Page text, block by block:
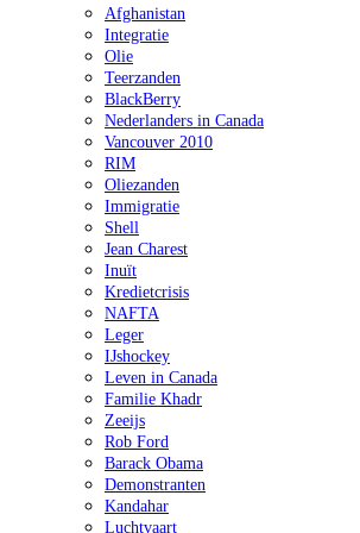
Afghanistan
Integratie
Olie
Teerzanden
BlackBerry
Nederlanders in Canada
Vancouver 2010
RIM
Oliezanden
Immigratie
Shell
Jean Charest
Inuït
Kredietcrisis
NAFTA
Leger
IJshockey
Leven in Canada
Familie Khadr
Zeeijs
Rob Ford
Barack Obama
Demonstranten
Kandahar
Luchtvaart